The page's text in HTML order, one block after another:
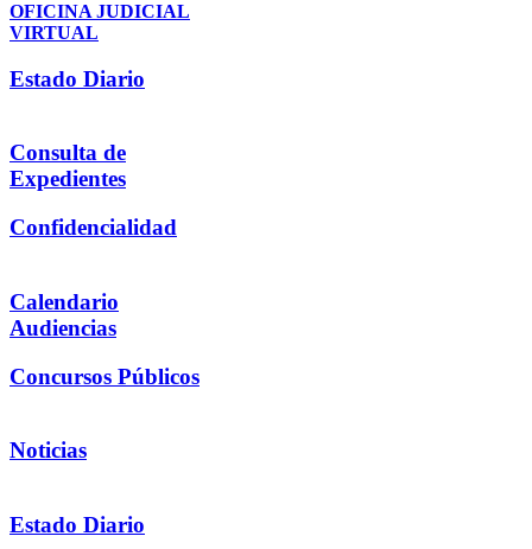
OFICINA JUDICIAL
VIRTUAL
Estado Diario
Consulta de
Expedientes
Confidencialidad
Calendario
Audiencias
Concursos Públicos
Noticias
Estado Diario